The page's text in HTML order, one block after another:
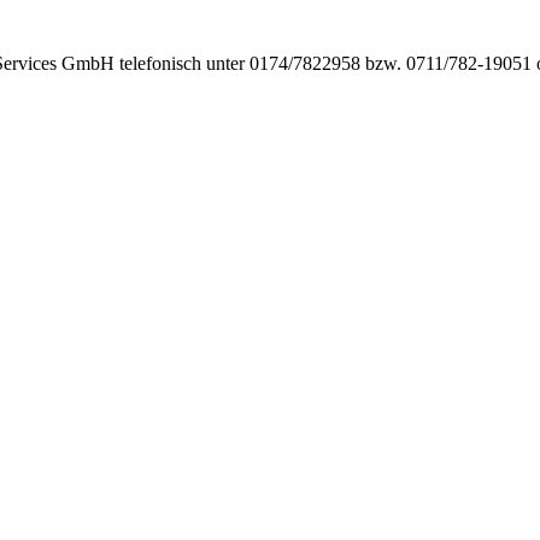
GmbH telefonisch unter 0174/7822958 bzw. 0711/782-